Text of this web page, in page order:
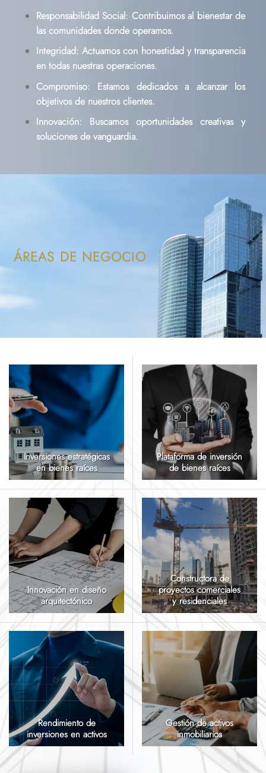
Responsabilidad Social: Contribuimos al bienestar de
las comunidades donde operamos.
Integridad: Actuamos con honestidad y transparencia
en todas nuestras operaciones.
Compromiso: Estamos dedicados a alcanzar los
objetivos de nuestros clientes.
Innovación: Buscamos oportunidades creativas y
soluciones de vanguardia.
ÁREAS DE NEGOCIO
Inversiones estratégicas
en bienes raíces
Plataforma de inversión
de bienes raíces
Innovación en diseño
arquitectónico
Constructora de
proyectos comerciales
y residenciales
Rendimiento de
inversiones en activos
Gestión de activos
inmobiliarios